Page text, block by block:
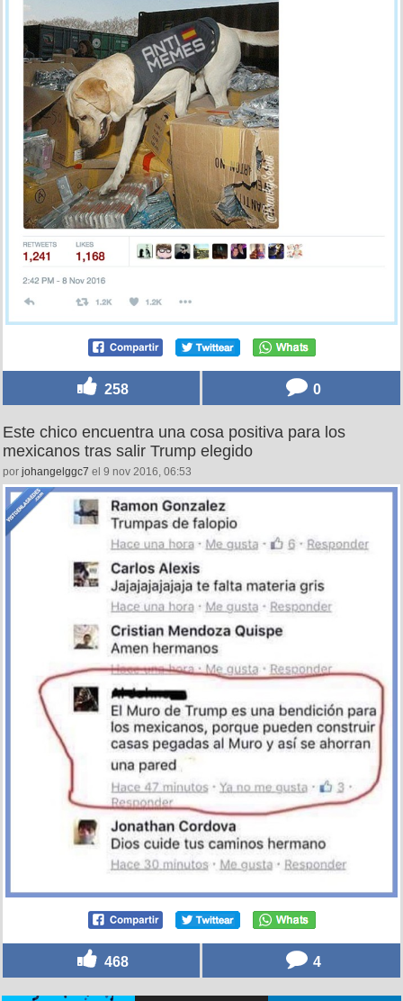
258 0
Este chico encuentra una cosa positiva para los
mexicanos tras salir Trump elegido
por johangelggc7 el 9 nov 2016, 06:53
468 4